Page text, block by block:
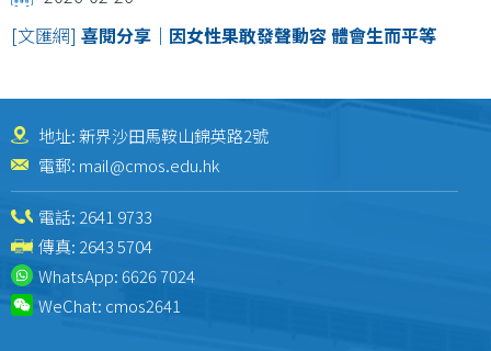
[文匯網] 喜閱分享｜因女性果敢發聲動容 體會生而平等
地址: 新界沙田馬鞍山錦英路2號
電郵: mail@cmos.edu.hk
電話: 2641 9733
傳真: 2643 5704
WhatsApp:6626 7024
WeChat: cmos2641